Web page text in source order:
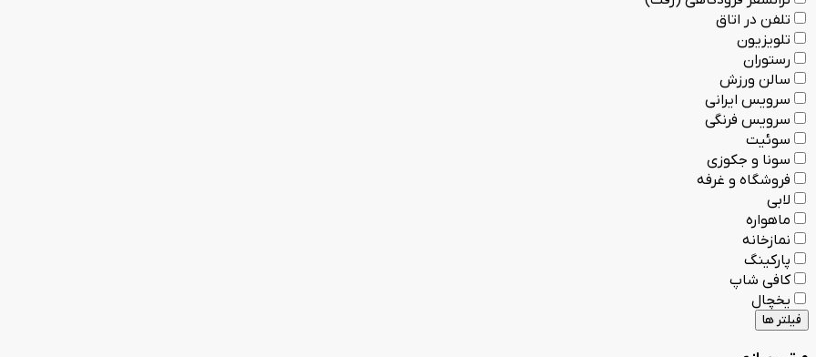
تلفن در اتاق
تلویزیون
رستوران
سالن ورزش
سرویس ایرانی
سرویس فرنگی
سوئیت
سونا و جکوزی
فروشگاه و غرفه
لابی
ماهواره
نمازخانه
پارکینگ
کافی شاپ
یخچال
فیلتر ها